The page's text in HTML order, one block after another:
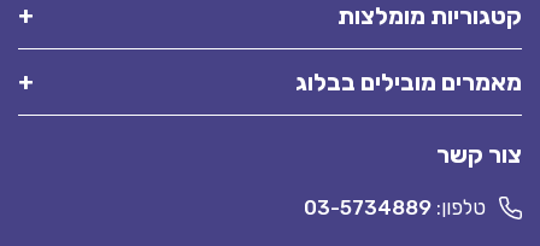
קטגוריות מומלצות
מאמרים מובילים בבלוג
צור קשר
טלפון: 03-5734889